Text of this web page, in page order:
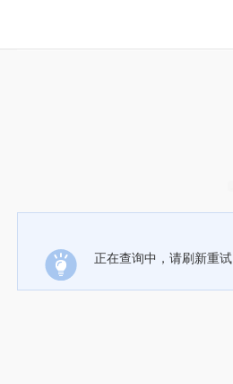
正在查询中，请刷新重试